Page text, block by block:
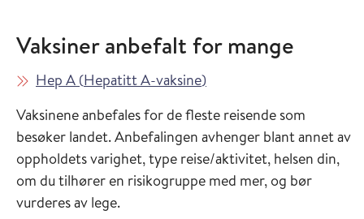
Vaksiner anbefalt for mange
Les mer om
Hep A (Hepatitt A-vaksine)i Vaksinasjonsveilederen
Vaksinene anbefales for de fleste reisende som
besøker landet. Anbefalingen avhenger blant annet av
oppholdets varighet, type reise/aktivitet, helsen din,
om du tilhører en risikogruppe med mer, og bør
vurderes av lege.